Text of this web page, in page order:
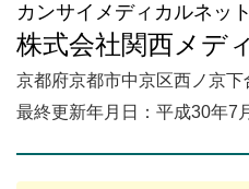
カンサイメディカルネット
株式会社関西メデ
京都府京都市中京区西ノ京下
最終更新年月日：平成30年7